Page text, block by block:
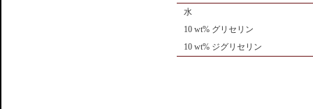
水
10 wt% グリセリン
10 wt% ジグリセリン